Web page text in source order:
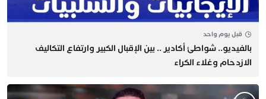
قبل يوم واحد
بالفيديو.. شواطئ أكادير .. بين الإقبال الكبير وارتفاع التكاليف
الازدحام وغلاء الكراء